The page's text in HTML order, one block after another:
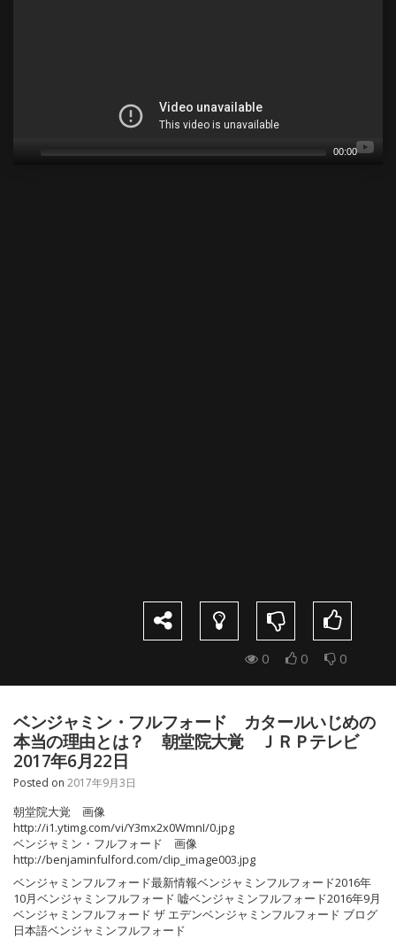
00:00
0 0 0
ベンジャミン・フルフォード カタールいじめの
本当の理由とは？ 朝堂院大覚 ＪＲＰテレビ
2017年6月22日
Posted on 2017年9月3日
朝堂院大覚 画像
http://i1.ytimg.com/vi/Y3mx2x0WmnI/0.jpg
ベンジャミン・フルフォード 画像
http://benjaminfulford.com/clip_image003.jpg
ベンジャミンフルフォード最新情報ベンジャミンフルフォード2016年
10月ベンジャミンフルフォード 嘘ベンジャミンフルフォード2016年9月
ベンジャミンフルフォード ザ エデンベンジャミンフルフォード ブログ
日本語ベンジャミンフルフォード